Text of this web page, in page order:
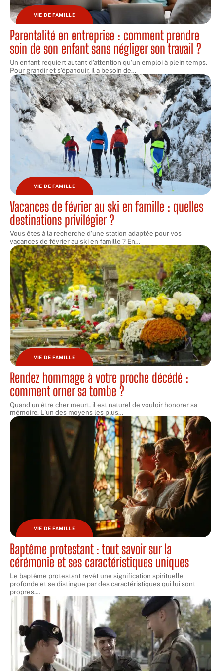
VIE DE FAMILLE
Parentalité en entreprise : comment prendre
soin de son enfant sans négliger son travail ?
Un enfant requiert autant d’attention qu’un emploi à plein temps.
Pour grandir et s’épanouir, il a besoin de…
VIE DE FAMILLE
Vacances de février au ski en famille : quelles
destinations privilégier ?
Vous êtes à la recherche d’une station adaptée pour vos
vacances de février au ski en famille ? En…
VIE DE FAMILLE
Rendez hommage à votre proche décédé :
comment orner sa tombe ?
Quand un être cher meurt, il est naturel de vouloir honorer sa
mémoire. L'un des moyens les plus…
VIE DE FAMILLE
Baptême protestant : tout savoir sur la
cérémonie et ses caractéristiques uniques
Le baptême protestant revêt une signification spirituelle
profonde et se distingue par des caractéristiques qui lui sont
propres.…